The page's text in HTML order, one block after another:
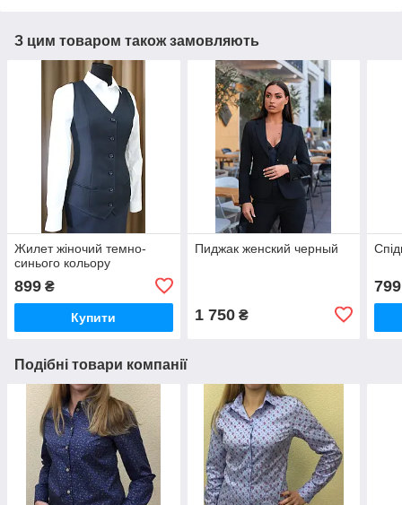
З цим товаром також замовляють
Жилет жіночий темно-
синього кольору
899 ₴
Купити
Пиджак женский черный
1 750₴
799
Подібні товари компанії